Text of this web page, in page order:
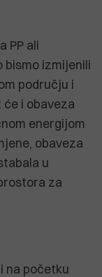
PP ali
bismo izmijenili
području i
će i obaveza
energijom
obaveza
u
za
na početku